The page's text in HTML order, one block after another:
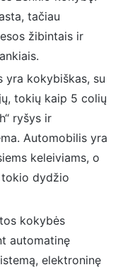
tačiau
žibintais ir
yra kokybiškas, su
tokių kaip 5 colių
ryšys ir
Automobilis yra
keleiviams, o
dydžio
kokybės
automatinę
elektroninę